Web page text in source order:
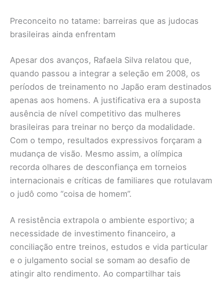
Preconceito no tatame: barreiras que as judocas
brasileiras ainda enfrentam
Apesar dos avanços, Rafaela Silva relatou que,
quando passou a integrar a seleção em 2008, os
períodos de treinamento no Japão eram destinados
apenas aos homens. A justificativa era a suposta
ausência de nível competitivo das mulheres
brasileiras para treinar no berço da modalidade.
Com o tempo, resultados expressivos forçaram a
mudança de visão. Mesmo assim, a olímpica
recorda olhares de desconfiança em torneios
internacionais e críticas de familiares que rotulavam
o judô como “coisa de homem”.
A resistência extrapola o ambiente esportivo; a
necessidade de investimento financeiro, a
conciliação entre treinos, estudos e vida particular
e o julgamento social se somam ao desafio de
atingir alto rendimento. Ao compartilhar tais